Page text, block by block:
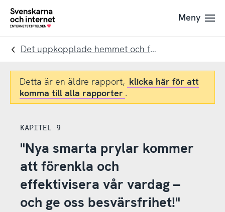
Till
navigation
Till
innehåll
To
Meny
Det uppkopplade hemmet och framtidens smarta prylar
Detta är en äldre rapport, klicka här för att
komma till alla rapporter .
KAPITEL 9
"Nya smarta prylar kommer
att förenkla och
effektivisera vår vardag –
och ge oss besvärsfrihet!"